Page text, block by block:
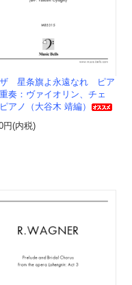
星条旗よ永遠なれ ピア
奏：ヴァイオリン、チェ
アノ（大谷木 靖編）
円(内税)